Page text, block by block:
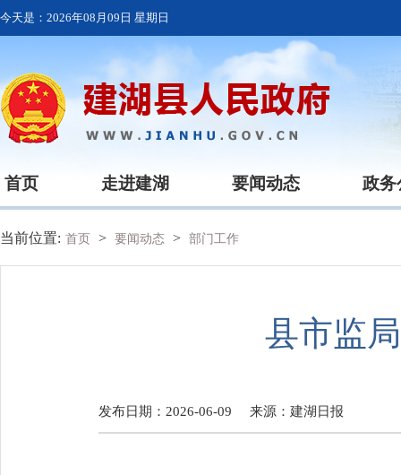
今天是： 2026年08月09日 星期日
首页 走进建湖 要闻动态 政务
当前位置: 首页 > 要闻动态 > 部门工作
县市监
发布日期：2026-06-09 来源： 建湖日报